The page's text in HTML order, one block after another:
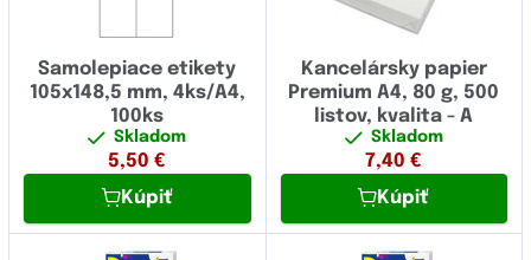
Samolepiace etikety
105x148,5 mm, 4ks/A4,
100ks
Skladom
5,50 €
Kúpiť
Kancelársky papier
Premium A4, 80 g, 500
listov, kvalita - A
Skladom
7,40 €
Kúpiť